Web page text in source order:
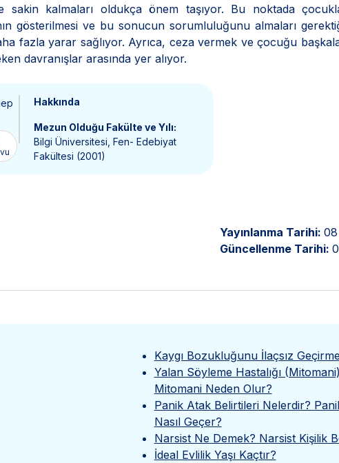
sakin kalmaları oldukça önem taşıyor. Bu noktada
gösterilmesi ve bu sonucun sorumluluğunu almaları
fazla yarar sağlıyor. Ayrıca, ceza vermek ve çocuğu
davranışlar arasında yer alıyor.
Hakkında
Mezun Olduğu Fakülte ve Yılı:
Bilgi Üniversitesi, Fen- Edebiyat
Fakültesi (2001)
Yayınlanma Tarihi:
Güncellenme Tarihi:
Kaygı Bozukluğunu İlaçsız
Yalan Söyleme Hastalığı
Mitomani Neden Olur?
Panik Atak Belirtileri Nelerdir?
Nasıl Geçer?
Narsist Ne Demek? Narsist Kişilik
İdeal Evlilik Yaşı Kaçtır?